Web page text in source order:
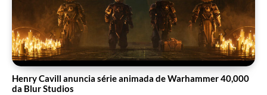
Henry Cavill anuncia série animada de Warhammer 40,000
da Blur Studios